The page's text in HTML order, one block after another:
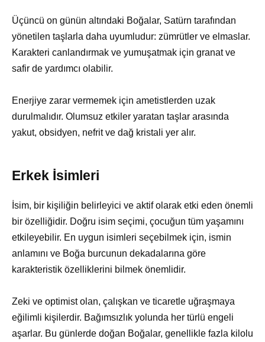
Üçüncü on günün altındaki Boğalar, Satürn tarafından
yönetilen taşlarla daha uyumludur: zümrütler ve elmaslar.
Karakteri canlandırmak ve yumuşatmak için granat ve
safir de yardımcı olabilir.
Enerjiye zarar vermemek için ametistlerden uzak
durulmalıdır. Olumsuz etkiler yaratan taşlar arasında
yakut, obsidyen, nefrit ve dağ kristali yer alır.
Erkek İsimleri
İsim, bir kişiliğin belirleyici ve aktif olarak etki eden önemli
bir özelliğidir. Doğru isim seçimi, çocuğun tüm yaşamını
etkileyebilir. En uygun isimleri seçebilmek için, ismin
anlamını ve Boğa burcunun dekadalarına göre
karakteristik özelliklerini bilmek önemlidir.
Zeki ve optimist olan, çalışkan ve ticaretle uğraşmaya
eğilimli kişilerdir. Bağımsızlık yolunda her türlü engeli
aşarlar. Bu günlerde doğan Boğalar, genellikle fazla kilolu